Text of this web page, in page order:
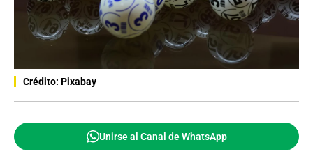
Crédito: Pixabay
Unirse al Canal de WhatsApp